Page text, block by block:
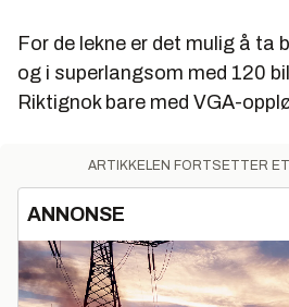
For de lekne er det mulig å ta
og i superlangsom med 120
Riktignok bare med VGA-
ARTIKKELEN FORTSETTER
ANNONSE